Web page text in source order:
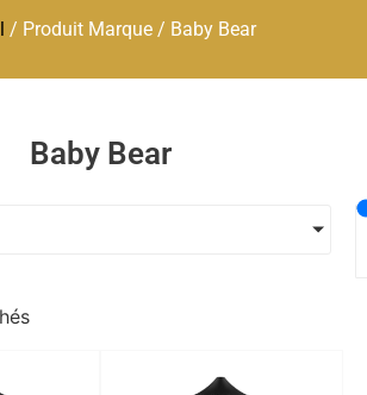
/ Produit Marque / Baby Bear
Baby Bear